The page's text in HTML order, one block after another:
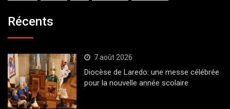
Récents
7 août 2026
Diocèse de Laredo: une messe célébrée
pour la nouvelle année scolaire